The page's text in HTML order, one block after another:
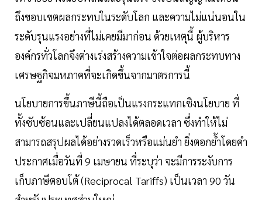
ถึงขอบเขตผลกระทบในระดับโลก และความไม่แน่นอนใน
ระดับรุนแรงอย่างที่ไม่เคยมีมาก่อน ด้วยเหตุนี้ ผู้บริหาร
องค์กรทั่วโลกจึงต่างเร่งสร้างความเข้าใจต่อผลกระทบทาง
เศรษฐกิจมหภาคที่จะเกิดขึ้นจากมาตรการนี้
นโยบายการขึ้นภาษีนี้ถือเป็นแรงกระแทกเชิงนโยบาย ที่
ทั้งซับซ้อนและเปลี่ยนแปลงได้ตลอดเวลา ซึ่งทำให้ไม่
สามารถสรุปผลได้อย่างรวดเร็วหรือแม่นยำ ยิ่งตอกย้ำโดยคำ
ประกาศเมื่อวันที่ 9 เมษายน ที่ระบุว่า จะมีการระงับการ
เก็บภาษีตอบโต้ (Reciprocal Tariffs) เป็นเวลา 90 วัน